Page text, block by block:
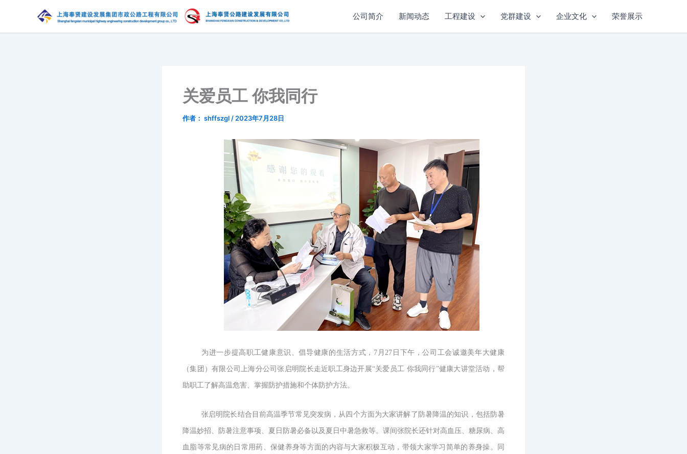
内
公司简介 新闻动态 工程建设 党群建设 企业文化 荣誉展示
关爱员工 你我同行
作者： shffszgl / 2023年7月28日
为进一步提高职工健康意识、倡导健康的生活方式，7月27日下午，公司工会诚邀美年大健康
（集团）有限公司上海分公司张启明院长走近职工身边开展“关爱员工 你我同行”健康大讲堂活动，帮
助职工了解高温危害、掌握防护措施和个体防护方法。
张启明院长结合目前高温季节常见突发病，从四个方面为大家讲解了防暑降温的知识，包括防暑
降温妙招、防暑注意事项、夏日防暑必备以及夏日中暑急救等。课间张院长还针对高血压、糖尿病、高
血脂等常见病的日常用药、保健养身等方面的内容与大家积极互动，带领大家学习简单的养身操。同